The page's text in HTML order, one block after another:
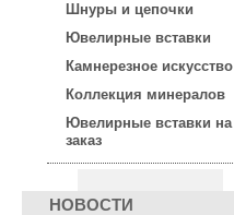
Шнуры и цепочки
Ювелирные вставки
Камнерезное искусство
Коллекция минералов
Ювелирные вставки на
заказ
НОВОСТИ